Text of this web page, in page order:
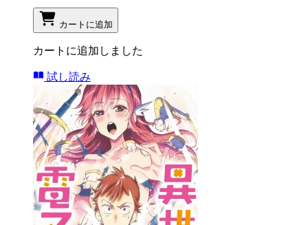
カートに追加
カートに追加しました
試し読み